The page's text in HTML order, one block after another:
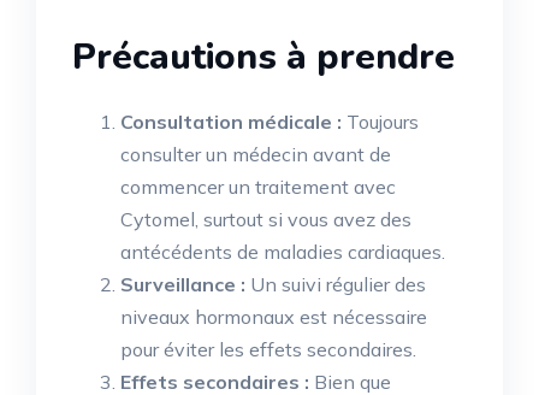
Précautions à prendre
Consultation médicale : Toujours
consulter un médecin avant de
commencer un traitement avec
Cytomel, surtout si vous avez des
antécédents de maladies cardiaques.
Surveillance : Un suivi régulier des
niveaux hormonaux est nécessaire
pour éviter les effets secondaires.
Effets secondaires : Bien que